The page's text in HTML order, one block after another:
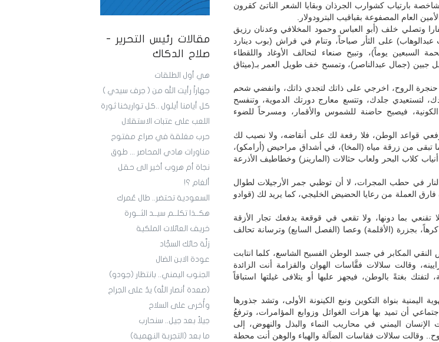
مقالات رئيس التحرير -
صلاح الدكاك
هي أول الطلقات
جهاراً رأيت الله من ( جرف سيدي )
كل أيامنا أيلول ..كل تواريخنا ثورة
اللعب على عتبات الاستقلال
حرب مغلقة في صراع مفتوح
مناورات هادي المحاصر ... طوق
نجاة أم هروب أخير الى حقل
ألغام ؟!
السعودية تحتضر.. طال عُمرك
هكــذا تكلــم سيــد الثــورة
خريف العائلات الملكية
زلَّة حائك السجَّاد
عودة الابن الضال
الجنوب اليمني.. بانتظار (جودو)
(صعدة أنصار الله) يدٌ على الجراح
وأُخرى على السلاح
جيلاً بعد جيل.. سنحارب
ما بعد (التجربة النهمية)
بارتياب كشوارب الجرذان وبقايا الشعر الناتئ كقرون
العام المصفوعة بقباقيب البترودولار.
وتصلي خلف (أبو العباس وحمود المخلافي وعدنان رزيق
عبدالوهاب) على الثأر صباحاً، وتنام في فراش (بوب دينارد
السبعين يوماً)، وتبيح صنعاء لتحالف الأوغاد واللقطاء
جبين (جمال عبدالناصر)، وتمسح خف طويل العمر بـ(ميثاق
حنجرة الروح، اخرجي على ذاتك لتجدي ذاتك، وانفضي شحم
لتستعيدي جلدك، وتتسع معارج دورتك الدموية، وتنفسح
فيصبح حاضنة للشموس والأقمار، ومسرحاً للضوء
قواعد الوطن، فلا رفعة لك على أنقاضه، ولا نصيب لك
تبقى من زرقة مياه (المخا)، في أشداق مراحيض (أرامكو)،
كلاب البحر ولعاب حثالات (المارينز) وخطاطيف الأذرعة
في حطب المجرات، لا أن توظبي جمر الأرجيلات لطوال
فارق العملة من رعايا الحضيض الخليجي، كما يريد لك (قوادو
تقنعي بما دونها، ولا تقعي في قوقعة يدفعك تجار الأزقة
بجزرة (الأقلمة) وعصا (الفصل السابع) وترسانة تحالف
المكابر في جسد الوطن الفسيح الشاسع، كلما انتابت
وقالت سلالات فقَّاسات الهوان والقزامة أنت الزائدة
لتفتك بغتةً بالوطن، فيجهز عليها أو يتلافى غيلتها استباقاً
بنواة التكوين ونبع الكينونة الأولى، وتشد جذورها
أن تميد بها هزات الغوائل وزوابع المؤامرات، وترفعُ
الإنسان اليمني في محاريب النماء والبذل والنهوض، إلى
وقالت سلالات فقاسات الضآلة والهباء والوهن أنت محطة